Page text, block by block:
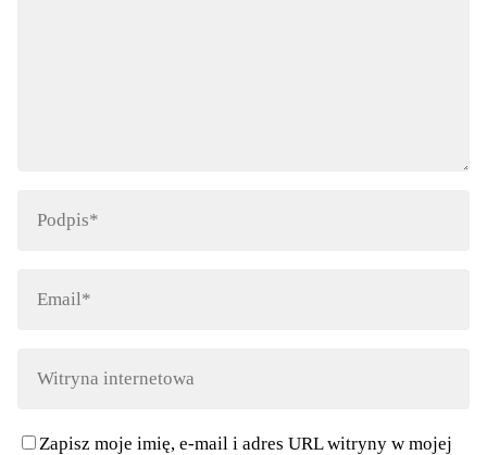
Zapisz moje imię, e-mail i adres URL witryny w mojej